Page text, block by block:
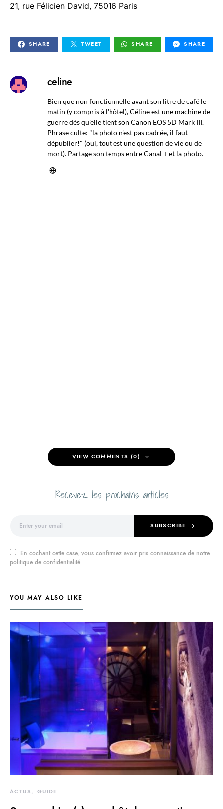
21, rue Félicien David, 75016 Paris
SHARE TWEET SHARE SHARE
celine
Bien que non fonctionnelle avant son litre de café le
matin (y compris à l'hôtel), Céline est une machine de
guerre dès qu'elle tient son Canon EOS 5D Mark III.
Phrase culte: "la photo n'est pas cadrée, il faut
dépublier!" (oui, tout est une question de vie ou de
mort). Partage son temps entre Canal + et la photo.
VIEW COMMENTS (0)
Recevez les prochains articles
SUBSCRIBE
En cochant cette case, vous confirmez avoir pris connaissance de notre
politique de confidentialité
YOU MAY ALSO LIKE
ACTUS GUIDE